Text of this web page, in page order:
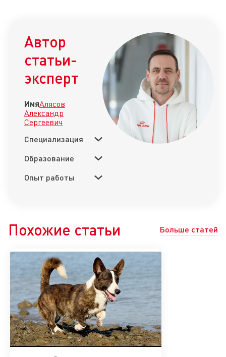
Автор
статьи-
эксперт
ИмяАлясов
Александр
Сергеевич
Специализация
Образование
Опыт работы
Похожие статьи Больше статей